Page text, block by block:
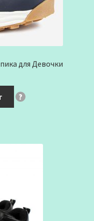
для Девочки
?